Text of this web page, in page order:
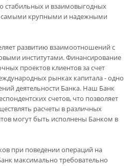
стабильных и взаимовыгодных
самыми крупными и надежными
развитию взаимоотношений с
институтами. Финансирование
проектов клиентов за счет
рынках капитала - одно
деятельности Банка. Наш Банк
счетов, что позволяет
расчеты в различных
могут быть исполнены Банком в
при поведении операций на
максимально требовательно